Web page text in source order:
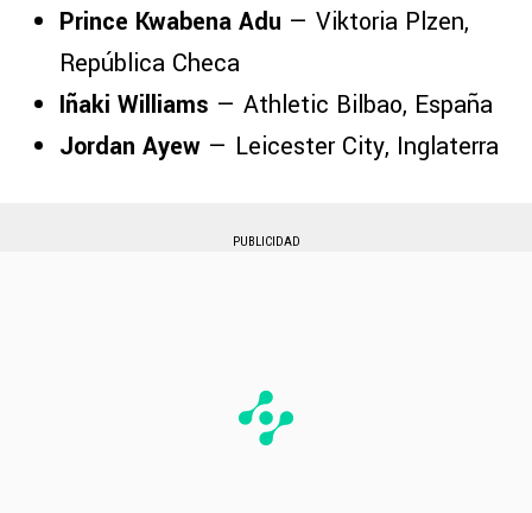
Prince Kwabena Adu — Viktoria Plzen,
República Checa
Iñaki Williams — Athletic Bilbao, España
Jordan Ayew — Leicester City, Inglaterra
PUBLICIDAD